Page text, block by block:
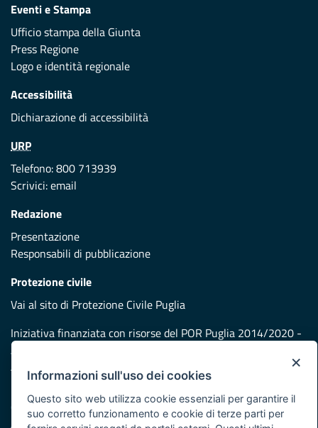
Eventi e Stampa
Ufficio stampa della Giunta
Press Regione
Logo e identità regionale
Accessibilità
Dichiarazione di accessibilità
URP
Telefono: 800 713939
Scrivici:email
Redazione
Presentazione
Responsabili di pubblicazione
Protezione civile
Vai al sito di Protezione Civile Puglia
Iniziativa finanziata con risorse del POR Puglia 2014/2020 -
Asse XI
Cookie e privacy
Atti di notifica
×
Informazioni sull'uso dei cookies
Questo sito web utilizza cookie essenziali per garantire il
suo corretto funzionamento e cookie di terze parti per